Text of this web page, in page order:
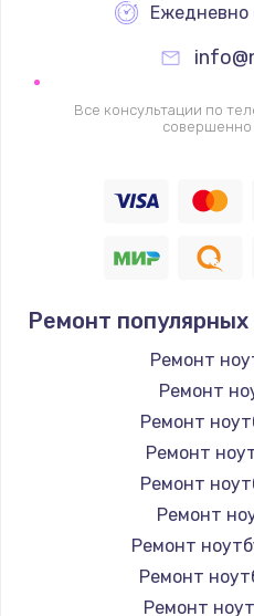
Ежедневно
Все консультации по
совершенно
Ремонт
Ремонт
Ремонт
Ремонт
Ремонт
Ремонт
Ремонт
Ремонт
Ремонт
Ремонт